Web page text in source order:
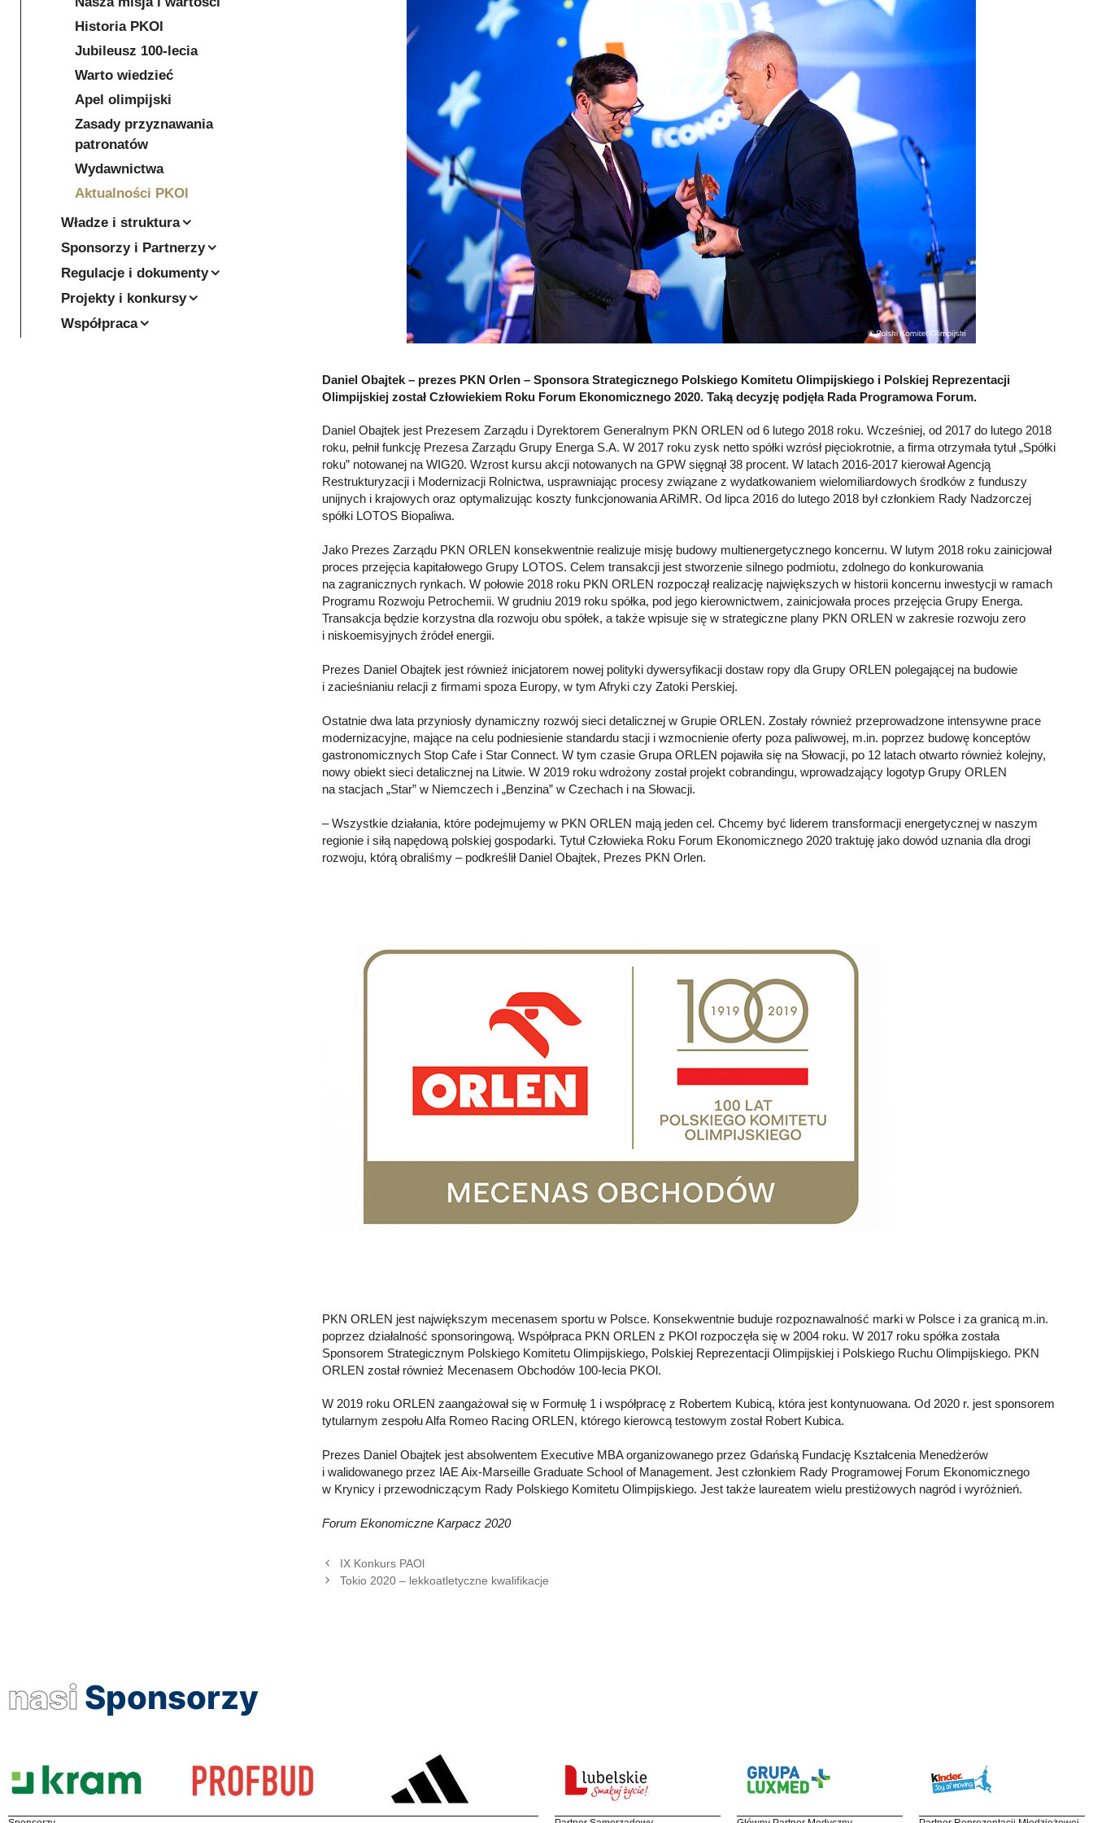
Daniel Obajtek – prezes PKN Orlen – Sponsora Strategicznego Polskiego Komitetu Olimpijskiego i Polskiej Reprezentacji
Olimpijskiej został Człowiekiem Roku Forum Ekonomicznego 2020. Taką decyzję podjęła Rada Programowa Forum.
Daniel Obajtek jest Prezesem Zarządu i Dyrektorem Generalnym PKN ORLEN od 6 lutego 2018 roku. Wcześniej, od 2017 do lutego 2018
roku, pełnił funkcję Prezesa Zarządu Grupy Energa S.A. W 2017 roku zysk netto spółki wzrósł pięciokrotnie, a firma otrzymała tytuł „Spółki
roku” notowanej na WIG20. Wzrost kursu akcji notowanych na GPW sięgnął 38 procent. W latach 2016-2017 kierował Agencją
Restrukturyzacji i Modernizacji Rolnictwa, usprawniając procesy związane z wydatkowaniem wielomiliardowych środków z funduszy
unijnych i krajowych oraz optymalizując koszty funkcjonowania ARiMR. Od lipca 2016 do lutego 2018 był członkiem Rady Nadzorczej
spółki LOTOS Biopaliwa.
Jako Prezes Zarządu PKN ORLEN konsekwentnie realizuje misję budowy multienergetycznego koncernu. W lutym 2018 roku zainicjował
proces przejęcia kapitałowego Grupy LOTOS. Celem transakcji jest stworzenie silnego podmiotu, zdolnego do konkurowania
na zagranicznych rynkach. W połowie 2018 roku PKN ORLEN rozpoczął realizację największych w historii koncernu inwestycji w ramach
Programu Rozwoju Petrochemii. W grudniu 2019 roku spółka, pod jego kierownictwem, zainicjowała proces przejęcia Grupy Energa.
Transakcja będzie korzystna dla rozwoju obu spółek, a także wpisuje się w strategiczne plany PKN ORLEN w zakresie rozwoju zero
i niskoemisyjnych źródeł energii.
Prezes Daniel Obajtek jest również inicjatorem nowej polityki dywersyfikacji dostaw ropy dla Grupy ORLEN polegającej na budowie
i zacieśnianiu relacji z firmami spoza Europy, w tym Afryki czy Zatoki Perskiej.
Ostatnie dwa lata przyniosły dynamiczny rozwój sieci detalicznej w Grupie ORLEN. Zostały również przeprowadzone intensywne prace
modernizacyjne, mające na celu podniesienie standardu stacji i wzmocnienie oferty poza paliwowej, m.in. poprzez budowę konceptów
gastronomicznych Stop Cafe i Star Connect. W tym czasie Grupa ORLEN pojawiła się na Słowacji, po 12 latach otwarto również kolejny,
nowy obiekt sieci detalicznej na Litwie. W 2019 roku wdrożony został projekt cobrandingu, wprowadzający logotyp Grupy ORLEN
na stacjach „Star” w Niemczech i „Benzina” w Czechach i na Słowacji.
– Wszystkie działania, które podejmujemy w PKN ORLEN mają jeden cel. Chcemy być liderem transformacji energetycznej w naszym
regionie i siłą napędową polskiej gospodarki. Tytuł Człowieka Roku Forum Ekonomicznego 2020 traktuję jako dowód uznania dla drogi
rozwoju, którą obraliśmy – podkreślił Daniel Obajtek, Prezes PKN Orlen.
PKN ORLEN jest największym mecenasem sportu w Polsce. Konsekwentnie buduje rozpoznawalność marki w Polsce i za granicą m.in.
poprzez działalność sponsoringową. Współpraca PKN ORLEN z PKOl rozpoczęła się w 2004 roku. W 2017 roku spółka została
Sponsorem Strategicznym Polskiego Komitetu Olimpijskiego, Polskiej Reprezentacji Olimpijskiej i Polskiego Ruchu Olimpijskiego. PKN
ORLEN został również Mecenasem Obchodów 100-lecia PKOl.
W 2019 roku ORLEN zaangażował się w Formułę 1 i współpracę z Robertem Kubicą, która jest kontynuowana. Od 2020 r. jest sponsorem
tytularnym zespołu Alfa Romeo Racing ORLEN, którego kierowcą testowym został Robert Kubica.
Prezes Daniel Obajtek jest absolwentem Executive MBA organizowanego przez Gdańską Fundację Kształcenia Menedżerów
i walidowanego przez IAE Aix-Marseille Graduate School of Management. Jest członkiem Rady Programowej Forum Ekonomicznego
w Krynicy i przewodniczącym Rady Polskiego Komitetu Olimpijskiego. Jest także laureatem wielu prestiżowych nagród i wyróżnień.
Forum Ekonomiczne Karpacz 2020
IX Konkurs PAOl
Tokio 2020 – lekkoatletyczne kwalifikacje
Historia PKOl
Jubileusz 100-lecia
Warto wiedzieć
Apel olimpijski
Zasady przyznawania
patronatów
Wydawnictwa
Aktualności PKOl
Władze i struktura
Sponsorzy i Partnerzy
Regulacje i dokumenty
Projekty i konkursy
Współpraca
nasi Sponsorzy